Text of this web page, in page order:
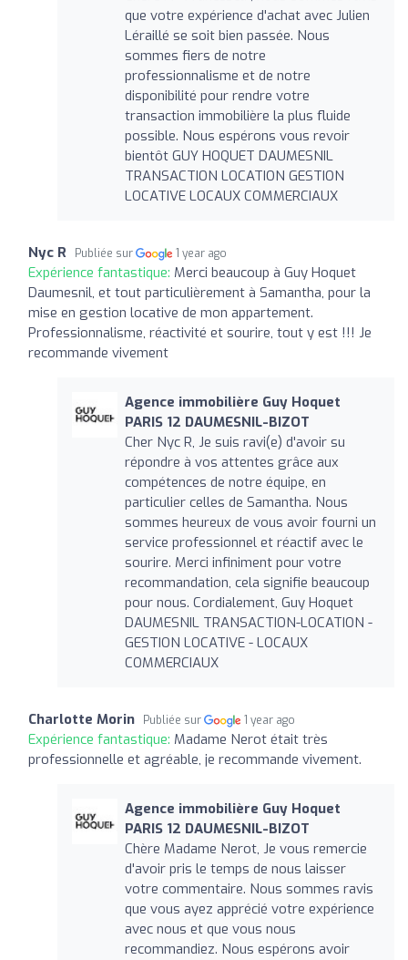
que votre expérience d'achat avec Julien
Léraillé se soit bien passée. Nous
sommes fiers de notre
professionnalisme et de notre
disponibilité pour rendre votre
transaction immobilière la plus fluide
possible. Nous espérons vous revoir
bientôt GUY HOQUET DAUMESNIL
TRANSACTION LOCATION GESTION
LOCATIVE LOCAUX COMMERCIAUX
Nyc R Publiée sur 1 year ago
Expérience fantastique: Merci beaucoup à Guy Hoquet
Daumesnil, et tout particulièrement à Samantha, pour la
mise en gestion locative de mon appartement.
Professionnalisme, réactivité et sourire, tout y est !!! Je
recommande vivement
Agence immobilière Guy Hoquet
PARIS 12 DAUMESNIL-BIZOT
Cher Nyc R, Je suis ravi(e) d'avoir su
répondre à vos attentes grâce aux
compétences de notre équipe, en
particulier celles de Samantha. Nous
sommes heureux de vous avoir fourni un
service professionnel et réactif avec le
sourire. Merci infiniment pour votre
recommandation, cela signifie beaucoup
pour nous. Cordialement, Guy Hoquet
DAUMESNIL TRANSACTION-LOCATION -
GESTION LOCATIVE - LOCAUX
COMMERCIAUX
Charlotte Morin Publiée sur 1 year ago
Expérience fantastique: Madame Nerot était très
professionnelle et agréable, je recommande vivement.
Agence immobilière Guy Hoquet
PARIS 12 DAUMESNIL-BIZOT
Chère Madame Nerot, Je vous remercie
d'avoir pris le temps de nous laisser
votre commentaire. Nous sommes ravis
que vous ayez apprécié votre expérience
avec nous et que vous nous
recommandiez. Nous espérons avoir